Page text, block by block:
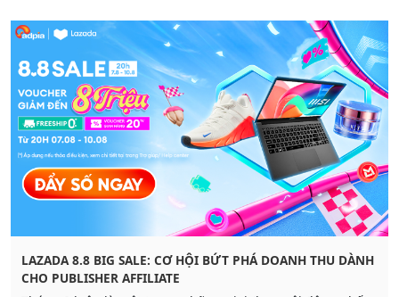
LAZADA 8.8 BIG SALE: CƠ HỘI BỨT PHÁ DOANH THU DÀNH
CHO PUBLISHER AFFILIATE